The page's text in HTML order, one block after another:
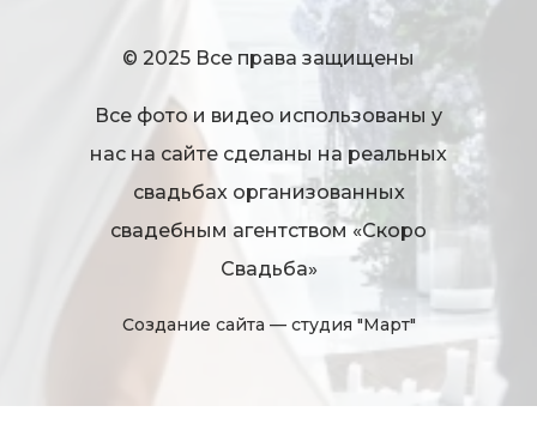
© 2025 Все права защищены
Все фото и видео использованы у
нас на сайте сделаны на реальных
свадьбах организованных
свадебным агентством «Скоро
Свадьба»
Создание сайта — студия "Март"